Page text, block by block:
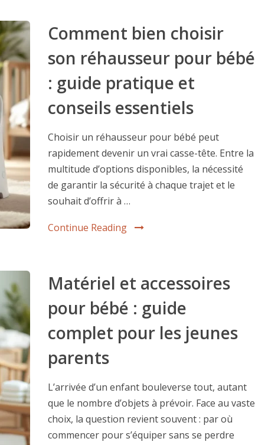
Comment bien choisir
son réhausseur pour bébé
: guide pratique et
conseils essentiels
Choisir un réhausseur pour bébé peut
rapidement devenir un vrai casse-tête. Entre la
multitude d’options disponibles, la nécessité
de garantir la sécurité à chaque trajet et le
souhait d’offrir à …
Continue Reading
Matériel et accessoires
pour bébé : guide
complet pour les jeunes
parents
L’arrivée d’un enfant bouleverse tout, autant
que le nombre d’objets à prévoir. Face au vaste
choix, la question revient souvent : par où
commencer pour s’équiper sans se perdre